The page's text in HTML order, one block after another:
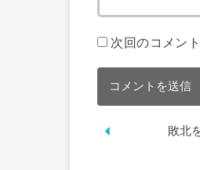
次回のコメン
敗北